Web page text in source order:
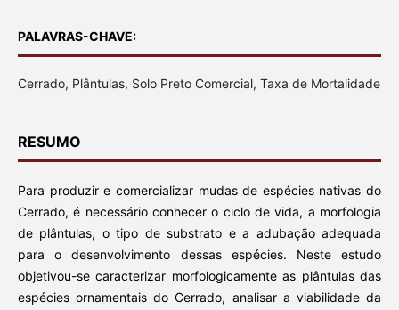
PALAVRAS-CHAVE:
Cerrado, Plântulas, Solo Preto Comercial, Taxa de Mortalidade
RESUMO
Para produzir e comercializar mudas de espécies nativas do
Cerrado, é necessário conhecer o ciclo de vida, a morfologia
de plântulas, o tipo de substrato e a adubação adequada
para o desenvolvimento dessas espécies. Neste estudo
objetivou-se caracterizar morfologicamente as plântulas das
espécies ornamentais do Cerrado, analisar a viabilidade da